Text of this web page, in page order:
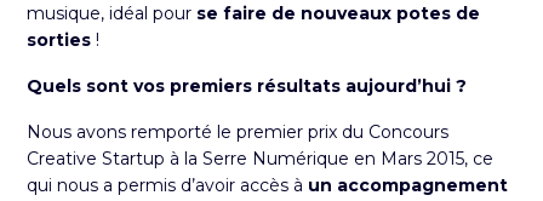
musique, idéal pour se faire de nouveaux potes de
sorties !
Quels sont vos premiers résultats aujourd’hui ?
Nous avons remporté le premier prix du Concours
Creative Startup à la Serre Numérique en Mars 2015, ce
qui nous a permis d’avoir accès à un accompagnement